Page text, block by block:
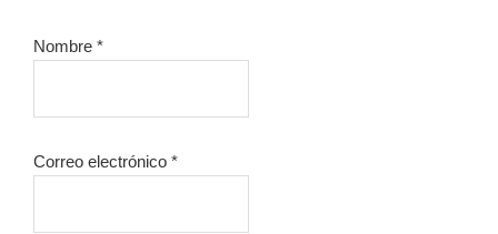
Nombre *
Correo electrónico *